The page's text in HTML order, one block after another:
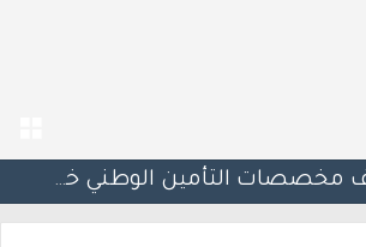
إسرائيل تحذر مواطنيها في اليونان من احتجاجات مرتبطة بحرب غزة